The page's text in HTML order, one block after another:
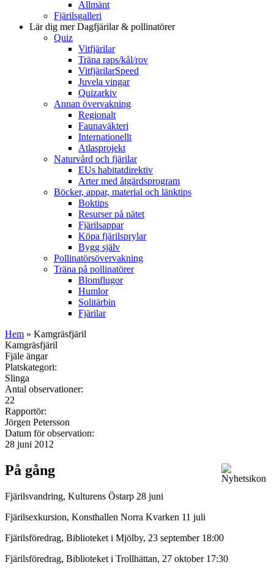
Allmänt
Fjärilsgalleri
Lär dig merDagfjärilar & pollinatörer
Quiz
Vitfjärilar
Träna raps/kål/rov
VitfjärilarSpeed
Juvela vingar
Quizarkiv
Annan övervakning
Regionalt
Faunaväkteri
Internationellt
Atlasprojekt
Naturvård och fjärilar
EUs habitatdirektiv
Arter med åtgärdsprogram
Böcker, appar, material och länktips
Boktips
Resurser på nätet
Fjärilsappar
Köpa fjärilsprylar
Bygg själv
Pollinatörsövervakning
Träna på pollinatörer
Blomflugor
Humlor
Solitärbin
Fjärilar
Hem » Kamgräsfjäril
Kamgräsfjäril
Fjäle ängar
Platskategori:
Slinga
Antal observationer:
22
Rapportör:
Jörgen Petersson
Datum för observation:
28 juni 2012
På gång
Fjärilsvandring, Kulturens Östarp 28 juni
Fjärilsexkursion, Konsthallen Norra Kvarken 11 juli
Fjärilsföredrag, Biblioteket i Mjölby, 23 september 18:00
Fjärilsföredrag, Biblioteket i Trollhättan, 27 oktober 17:30